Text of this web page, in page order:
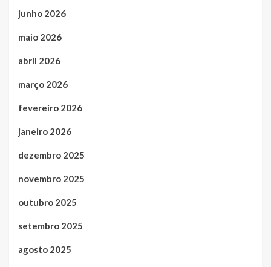
junho 2026
maio 2026
abril 2026
março 2026
fevereiro 2026
janeiro 2026
dezembro 2025
novembro 2025
outubro 2025
setembro 2025
agosto 2025